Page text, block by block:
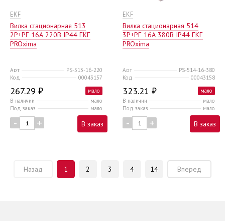
EKF
Вилка стационарная 513
2Р+РЕ 16А 220В IP44 EKF
PROxima
Арт
PS-513-16-220
Код
00043157
267.29 ₽
мало
В наличии
мало
Под заказ
мало
- + В заказ
EKF
Вилка стационарная 514
3Р+РЕ 16А 380В IP44 EKF
PROxima
Арт
PS-514-16-380
Код
00043158
323.21 ₽
мало
В наличии
мало
Под заказ
мало
- + В заказ
Назад 1 2 3 4 14 Вперед